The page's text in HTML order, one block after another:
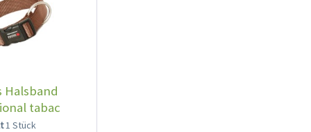
Halsband
tabac
1 Stück